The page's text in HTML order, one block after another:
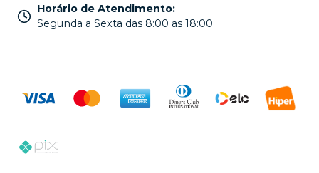
Horário de Atendimento:
Segunda a Sexta das 8:00 as 18:00